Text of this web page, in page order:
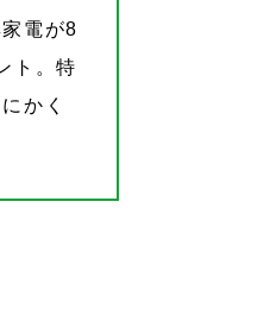
電が8
ト。特
かく